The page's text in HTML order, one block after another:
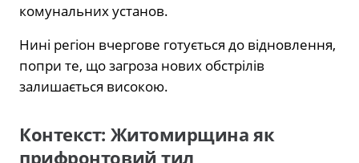
комунальних установ.
Нині регіон вчергове готується до відновлення,
попри те, що загроза нових обстрілів
залишається високою.
Контекст: Житомирщина як
прифронтовий тил